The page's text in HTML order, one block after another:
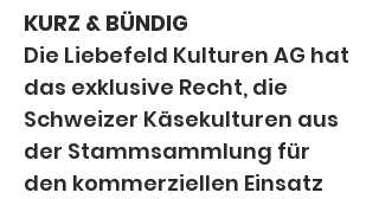
KURZ & BÜNDIG
Die Liebefeld Kulturen AG hat
das exklusive Recht, die
Schweizer Käsekulturen aus
der Stammsammlung für
den kommerziellen Einsatz